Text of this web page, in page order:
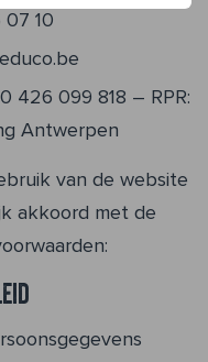
10
426 099 818 – RPR:
Antwerpen
van de website
akkoord met de